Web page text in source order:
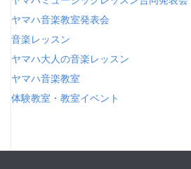
ヤマハ音楽教室発表会
音楽レッスン
ヤマハ大人の音楽レッスン
ヤマハ音楽教室
体験教室・教室イベント